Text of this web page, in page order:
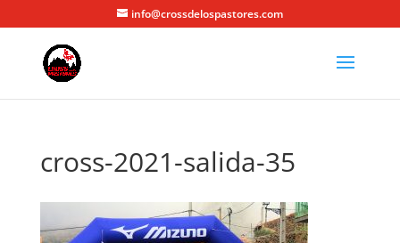
info@crossdelospastores.com
cross-2021-salida-35